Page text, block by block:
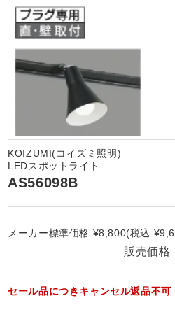
KOIZUMI(コイズミ照明)
LEDスポットライト
AS56098B
メーカー標準価格 ¥8,800(税込
販売価格
セール品につきキャンセル返品不可